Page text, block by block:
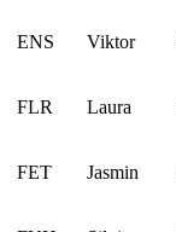
ENS Viktor
FLR Laura
FET Jasmin